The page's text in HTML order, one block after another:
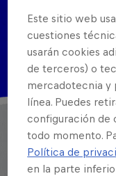
Perú
Disciplinas
Fear logró su
Red Bull Batalla
Norte de Trujillo.
Este sitio web
cuestiones
usarán cookies
de terceros) o
mercadotecnia y
línea. Puedes
configuración de
todo momento.
Política de
en la parte